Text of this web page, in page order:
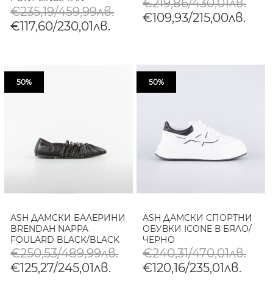
€235,19/459,99лв.
€117,60/230,01лв.
€219,86/430,01лв.
€109,93/215,00лв.
50%
ASH ДАМСКИ БАЛЕРИНИ
BRENDAH NAPPA
FOULARD BLACK/BLACK
€250,53/489,99лв.
€125,27/245,01лв.
50%
ASH ДАМСКИ СПОРТНИ
ОБУВКИ ICONE В БЯЛО/
ЧЕРНО
€240,31/470,01лв.
€120,16/235,01лв.